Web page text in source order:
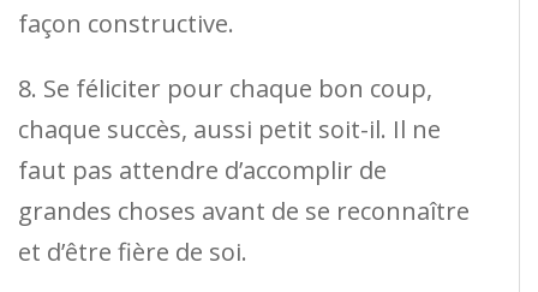
façon constructive.
8. Se féliciter pour chaque bon coup,
chaque succès, aussi petit soit-il. Il ne
faut pas attendre d’accomplir de
grandes choses avant de se reconnaître
et d’être fière de soi.